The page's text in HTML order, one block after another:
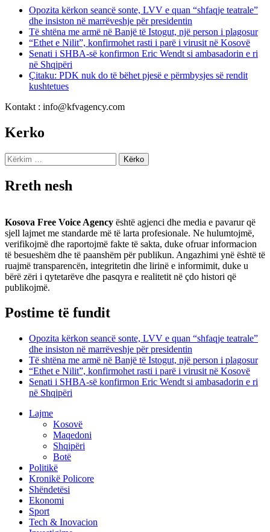
Opozita kërkon seancë sonte, LVV e quan “shfaqje teatrale”
dhe insiston në marrëveshje për presidentin
Të shtëna me armë në Banjë të Istogut, një person i plagosur
“Ethet e Nilit”, konfirmohet rasti i parë i virusit në Kosovë
Senati i SHBA-së konfirmon Eric Wendt si ambasadorin e ri
në Shqipëri
​Çitaku: PDK nuk do të bëhet pjesë e përmbysjes së rendit
kushtetues
Kontakt : info@kfvagency.com
Kerko
Kërko
për:
Rreth nesh
Kosova Free Voice Agency është agjenci dhe media e pavarur që
sjell lajmet me standarde më të larta profesionale. Ne hulumtojmë,
verifikojmë dhe raportojmë fakte të sakta, duke ofruar informacion
të besueshëm dhe të paanshëm për publikun. Angazhimi ynë është të
ruajmë transparencën, integritetin dhe lirinë e informimit, duke u
bërë zëri i qytetarëve dhe pasqyra e realitetit në çdo histori që
publikojmë.
Postime të fundit
Opozita kërkon seancë sonte, LVV e quan “shfaqje teatrale”
dhe insiston në marrëveshje për presidentin
Të shtëna me armë në Banjë të Istogut, një person i plagosur
“Ethet e Nilit”, konfirmohet rasti i parë i virusit në Kosovë
Senati i SHBA-së konfirmon Eric Wendt si ambasadorin e ri
në Shqipëri
Lajme
Kosovë
Maqedoni
Shqipëri
Botë
Politikë
Kronikë Policore
Shëndetësi
Ekonomi
Sport
Tech & Inovacion